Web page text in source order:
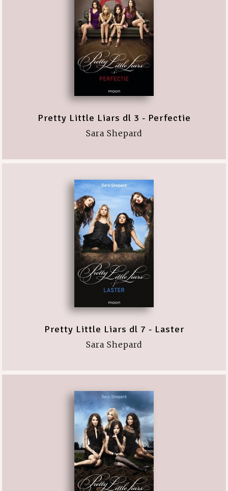
Pretty Little Liars dl 3 - Perfectie
Sara Shepard
Pretty Little Liars dl 7 - Laster
Sara Shepard